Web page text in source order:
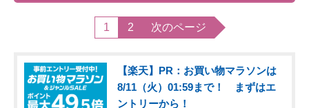
1 2 次のページ
【楽天】PR：お買い物マラソンは
8/11（火）01:59まで！ まずはエ
ントリーから！